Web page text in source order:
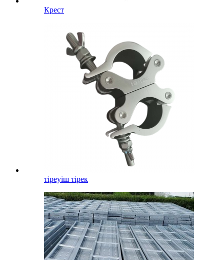
Крест
тіреуіш тірек